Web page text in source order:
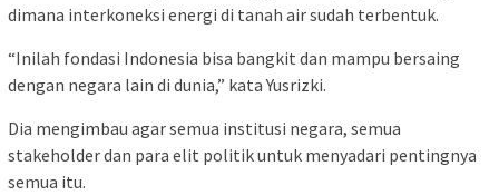
dimana interkoneksi energi di tanah air sudah terbentuk.
“Inilah fondasi Indonesia bisa bangkit dan mampu bersaing
dengan negara lain di dunia,” kata Yusrizki.
Dia mengimbau agar semua institusi negara, semua
stakeholder dan para elit politik untuk menyadari pentingnya
semua itu.